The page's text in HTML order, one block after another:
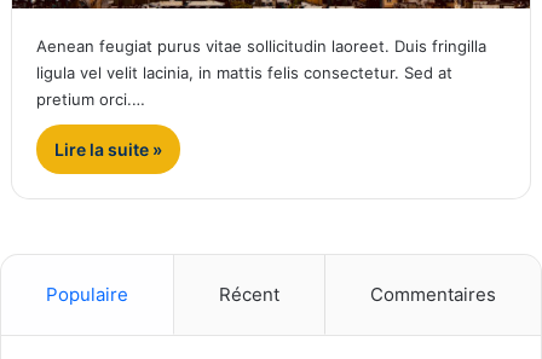
Aenean feugiat purus vitae sollicitudin laoreet. Duis fringilla
ligula vel velit lacinia, in mattis felis consectetur. Sed at
pretium orci.…
Lire la suite »
Populaire Récent Commentaires